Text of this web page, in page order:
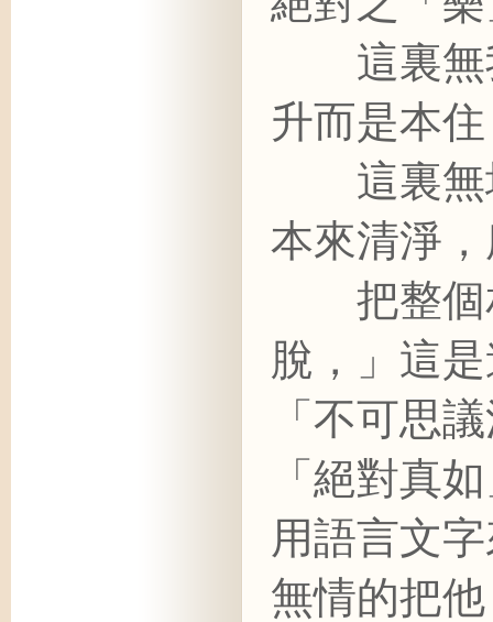
這裏無
升而是本
這裏無
本來清淨
把整個
脫，」這
「不可思
「絕對真
用語言文
無情的把